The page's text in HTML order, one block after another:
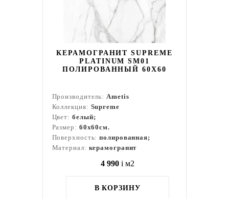
КЕРАМОГРАНИТ SUPREME
PLATINUM SM01
ПОЛИРОВАННЫЙ 60X60
Производитель:Ametis
Коллекция: Supreme
Цвет: белый;
Размер: 60x60см.
Поверхность:полированная;
Материал: керамогранит
4 990 i м2
В КОРЗИНУ